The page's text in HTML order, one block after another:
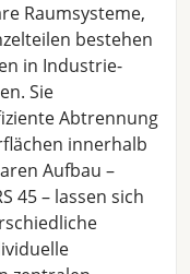
Raumsysteme,
bestehen
in Industrie-
Sie
Abtrennung
innerhalb
Aufbau –
45 – lassen sich